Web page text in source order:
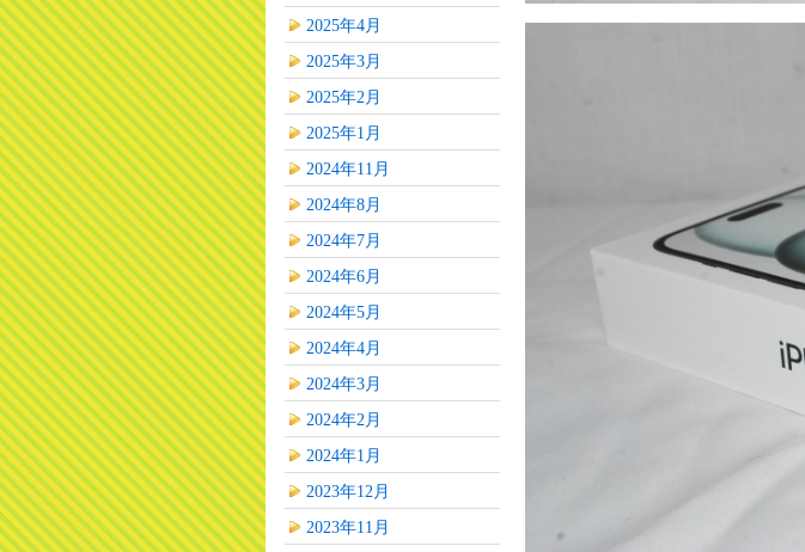
2025年4月
2025年3月
2025年2月
2025年1月
2024年11月
2024年8月
2024年7月
2024年6月
2024年5月
2024年4月
2024年3月
2024年2月
2024年1月
2023年12月
2023年11月